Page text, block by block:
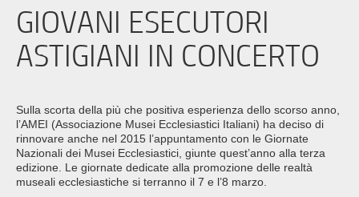
EVÉNEMENTS
CONTACTS
PRESS
GIOVANI ESECUTORI
ASTIGIANI IN CONCERTO
Sulla scorta della più che positiva esperienza dello scorso anno,
l’AMEI (Associazione Musei Ecclesiastici Italiani) ha deciso di
rinnovare anche nel 2015 l’appuntamento con le Giornate
Nazionali dei Musei Ecclesiastici, giunte quest’anno alla terza
edizione. Le giornate dedicate alla promozione delle realtà
museali ecclesiastiche si terranno il 7 e l’8 marzo.